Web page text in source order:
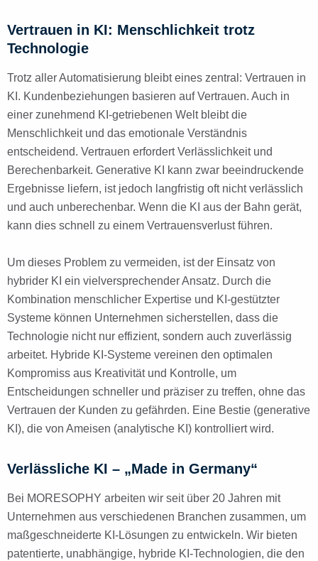
Vertrauen in KI: Menschlichkeit trotz
Technologie
Trotz aller Automatisierung bleibt eines zentral: Vertrauen in
KI. Kundenbeziehungen basieren auf Vertrauen. Auch in
einer zunehmend KI-getriebenen Welt bleibt die
Menschlichkeit und das emotionale Verständnis
entscheidend. Vertrauen erfordert Verlässlichkeit und
Berechenbarkeit. Generative KI kann zwar beeindruckende
Ergebnisse liefern, ist jedoch langfristig oft nicht verlässlich
und auch unberechenbar. Wenn die KI aus der Bahn gerät,
kann dies schnell zu einem Vertrauensverlust führen.
Um dieses Problem zu vermeiden, ist der Einsatz von
hybrider KI ein vielversprechender Ansatz. Durch die
Kombination menschlicher Expertise und KI-gestützter
Systeme können Unternehmen sicherstellen, dass die
Technologie nicht nur effizient, sondern auch zuverlässig
arbeitet. Hybride KI-Systeme vereinen den optimalen
Kompromiss aus Kreativität und Kontrolle, um
Entscheidungen schneller und präziser zu treffen, ohne das
Vertrauen der Kunden zu gefährden. Eine Bestie (generative
KI), die von Ameisen (analytische KI) kontrolliert wird.
Verlässliche KI – „Made in Germany“
Bei MORESOPHY arbeiten wir seit über 20 Jahren mit
Unternehmen aus verschiedenen Branchen zusammen, um
maßgeschneiderte KI-Lösungen zu entwickeln. Wir bieten
patentierte, unabhängige, hybride KI-Technologien, die den